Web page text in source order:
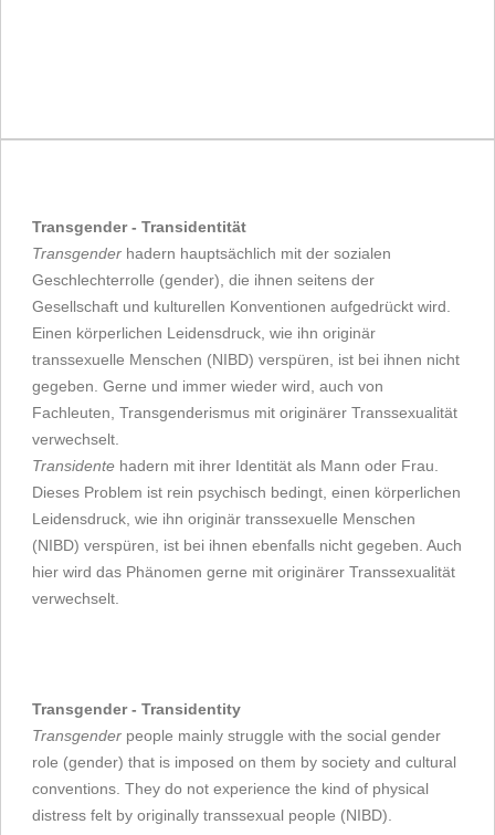
Transgender - Transidentität
Transgender hadern hauptsächlich mit der sozialen
Geschlechterrolle (gender), die ihnen seitens der
Gesellschaft und kulturellen Konventionen aufgedrückt wird.
Einen körperlichen Leidensdruck, wie ihn originär
transsexuelle Menschen (NIBD) verspüren, ist bei ihnen nicht
gegeben. Gerne und immer wieder wird, auch von
Fachleuten, Transgenderismus mit originärer Transsexualität
verwechselt.
Transidente hadern mit ihrer Identität als Mann oder Frau.
Dieses Problem ist rein psychisch bedingt, einen körperlichen
Leidensdruck, wie ihn originär transsexuelle Menschen
(NIBD) verspüren, ist bei ihnen ebenfalls nicht gegeben. Auch
hier wird das Phänomen gerne mit originärer Transsexualität
verwechselt.
Transgender - Transidentity
Transgender people mainly struggle with the social gender
role (gender) that is imposed on them by society and cultural
conventions. They do not experience the kind of physical
distress felt by originally transsexual people (NIBD).